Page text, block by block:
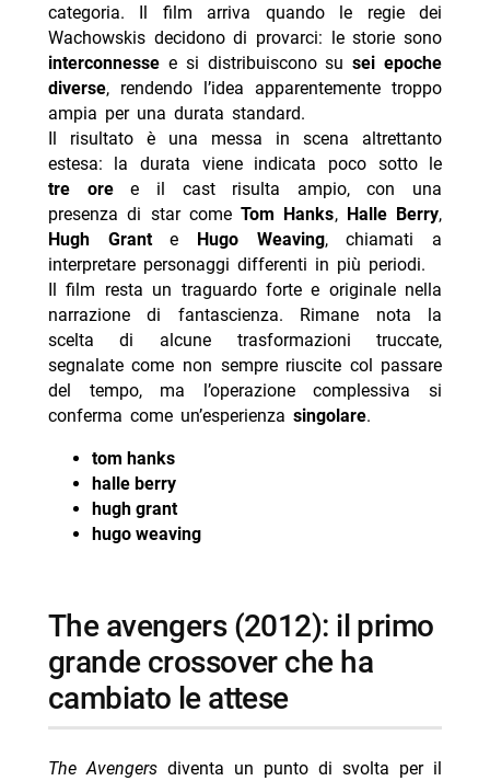
categoria. Il film arriva quando le regie dei
Wachowskis decidono di provarci: le storie sono
interconnessee si distribuiscono susei epoche
diverse, rendendo l’idea apparentemente troppo
ampia per una durata standard.
Il risultato è una messa in scena altrettanto
estesa: la durata viene indicata poco sotto le
tre oree il cast risulta ampio, con una
presenza di star comeTom Hanks, Halle Berry,
Hugh Grante Hugo Weaving, chiamati a
interpretare personaggi differenti in più periodi.
Il film resta un traguardo forte e originale nella
narrazione di fantascienza. Rimane nota la
scelta di alcune trasformazioni truccate,
segnalate come non sempre riuscite col passare
del tempo, ma l’operazione complessiva si
conferma come un’esperienza singolare.
tom hanks
halle berry
hugh grant
hugo weaving
the avengers (2012): il primo
grande crossover che ha
cambiato le attese
The Avengersdiventa un punto di svolta per il